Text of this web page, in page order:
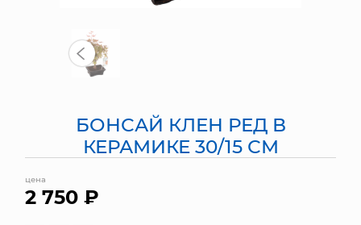
ЯЩИКИ
СУНДУКИ
БОНСАЙ КЛЕН РЕД В
КЕРАМИКЕ 30/15 СМ
цена
2 750 ₽